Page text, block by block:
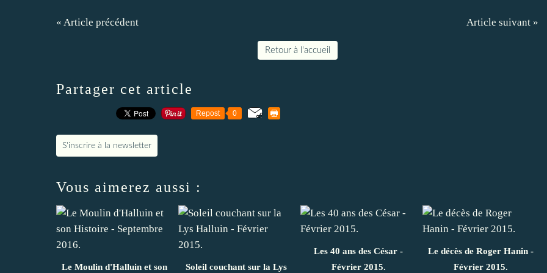
« Article précédent Article suivant »
Retour à l'accueil
Partager cet article
Repost 0
S'inscrire à la newsletter
Vous aimerez aussi :
Le Moulin d'Halluin et son Soleil couchant sur la Lys
Les 40 ans des César -
Février 2015.
Le décès de Roger Hanin -
Février 2015.